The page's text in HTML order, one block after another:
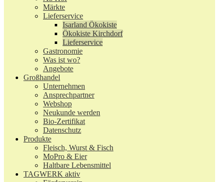
Märkte
Lieferservice
Isarland Ökokiste
Ökokiste Kirchdorf
Lieferservice
Gastronomie
Was ist wo?
Angebote
Großhandel
Unternehmen
Ansprechpartner
Webshop
Neukunde werden
Bio-Zertifikat
Datenschutz
Produkte
Fleisch, Wurst & Fisch
MoPro & Eier
Haltbare Lebensmittel
TAGWERK aktiv